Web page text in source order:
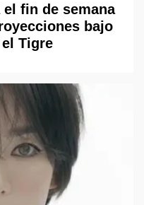
fin de semana
bajo
Tigre